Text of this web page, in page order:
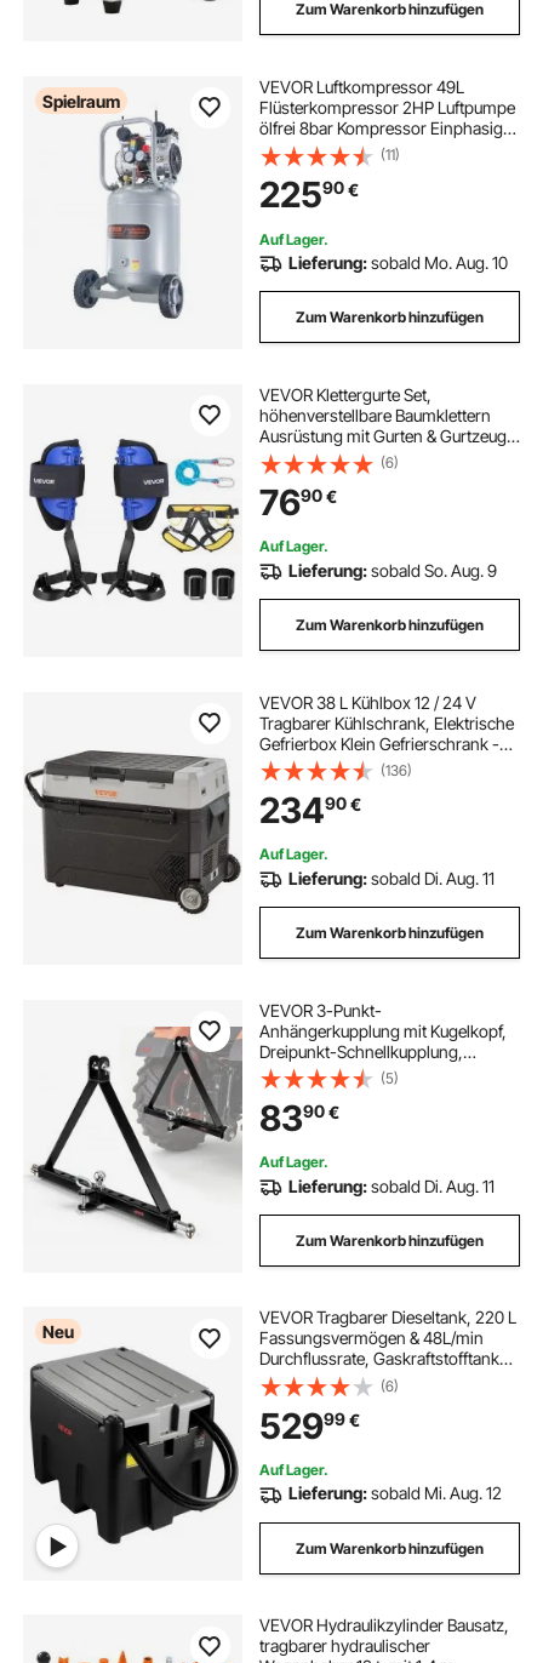
Zum Warenkorb hinzufügen
Spielraum
VEVOR Luftkompressor 49L
Flüsterkompressor 2HP Luftpumpe
ölfrei 8bar Kompressor Einphasig
Geräuschpegel ≤63dB Ideal zum
Aufpumpen von Reifen
Autoreparaturen Malerarbeiten
Holzarbeiten
(11)
22590€
Auf Lager.
Lieferung:sobald Mo. Aug. 10
Zum Warenkorb hinzufügen
VEVOR Klettergurte Set,
höhenverstellbare Baumklettern
Ausrüstung mit Gurten & Gurtzeug,
max. Tragkraft 159 kg, robuste
Stahlsteigsteigeisen,
Baumpflegeausrüstung für
Obsternte & Jagd
(6)
7690€
Auf Lager.
Lieferung:sobald So. Aug. 9
Zum Warenkorb hinzufügen
VEVOR 38 L Kühlbox 12 / 24 V
Tragbarer Kühlschrank, Elektrische
Gefrierbox Klein Gefrierschrank -20
~ 10 ℃, Elektrische Kompressor
Kühlbox 820 x 470 x 440 mm für
Auto, Camping, Lkw, Boot usw.
(136)
23490€
Auf Lager.
Lieferung:sobald Di. Aug. 11
Zum Warenkorb hinzufügen
VEVOR 3-Punkt-
Anhängerkupplung mit Kugelkopf,
Dreipunkt-Schnellkupplung,
Traktor-Zugstangenadapter,
Kompatibel mit Traktoren der
Kategorie 2, Unterstützt Modelle
Gängiger Marken, Schwarz
(5)
8390€
Auf Lager.
Lieferung:sobald Di. Aug. 11
Zum Warenkorb hinzufügen
Neu
VEVOR Tragbarer Dieseltank, 220 L
Fassungsvermögen & 48L/min
Durchflussrate, Gaskraftstofftank
mit 12 V Transferpumpe & 4 m
Gummischlauch, PE-Diesel-
Transfertanks für
Kraftstofftransport, Schwarz
(6)
52999€
Auf Lager.
Lieferung:sobald Mi. Aug. 12
Zum Warenkorb hinzufügen
VEVOR Hydraulikzylinder Bausatz,
tragbarer hydraulischer